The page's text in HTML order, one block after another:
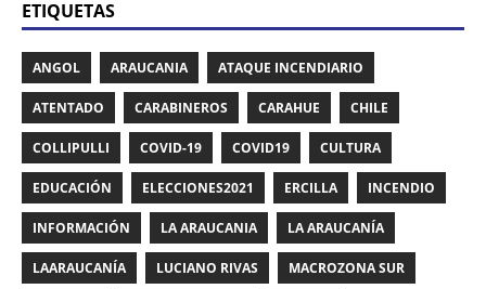
ETIQUETAS
ANGOL ARAUCANIA ATAQUE INCENDIARIO
ATENTADO CARABINEROS CARAHUE CHILE
COLLIPULLI COVID-19 COVID19 CULTURA
EDUCACIÓN ELECCIONES2021 ERCILLA INCENDIO
INFORMACIÓN LA ARAUCANIA LA ARAUCANÍA
LAARAUCANÍA LUCIANO RIVAS MACROZONA SUR